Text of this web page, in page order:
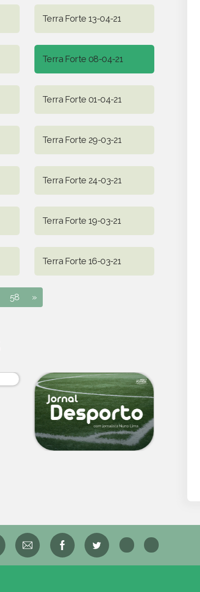
Terra Forte 13-04-21
Terra Forte 08-04-21
Terra Forte 01-04-21
Terra Forte 29-03-21
Terra Forte 24-03-21
Terra Forte 19-03-21
Terra Forte 16-03-21
58 »